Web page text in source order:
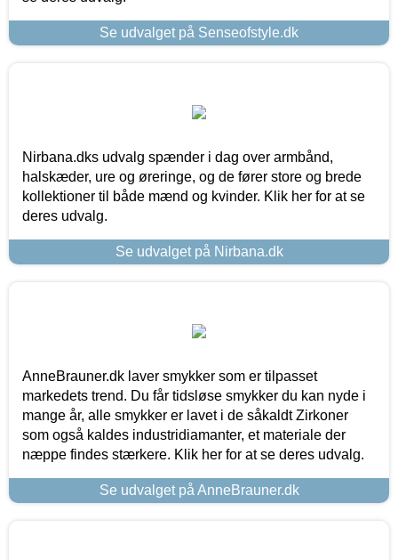
Se udvalget på Senseofstyle.dk
Nirbana.dks udvalg spænder i dag over armbånd,
halskæder, ure og øreringe, og de fører store og brede
kollektioner til både mænd og kvinder. Klik her for at se
deres udvalg.
Se udvalget på Nirbana.dk
AnneBrauner.dk laver smykker som er tilpasset
markedets trend. Du får tidsløse smykker du kan nyde i
mange år, alle smykker er lavet i de såkaldt Zirkoner
som også kaldes industridiamanter, et materiale der
næppe findes stærkere. Klik her for at se deres udvalg.
Se udvalget på AnneBrauner.dk